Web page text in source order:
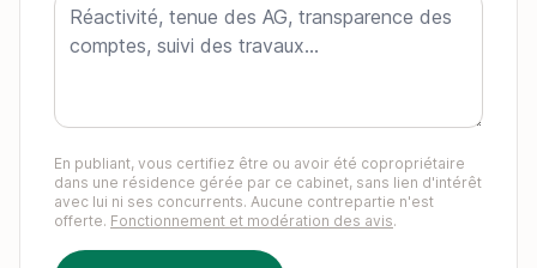
En publiant, vous certifiez être ou avoir été copropriétaire
dans une résidence gérée par ce cabinet, sans lien d'intérêt
avec lui ni ses concurrents. Aucune contrepartie n'est
offerte. Fonctionnement et modération des avis.